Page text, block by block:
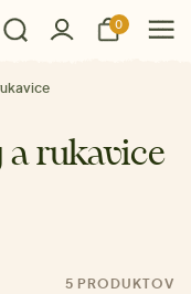
0
a rukavice
5 PRODUKTOV